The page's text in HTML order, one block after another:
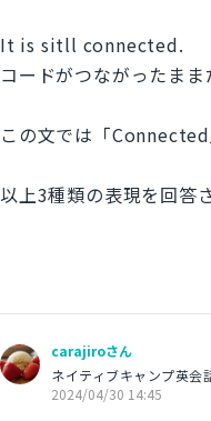
It is sitll connected.
コードがつながったまま
この文では「
以上3種類の表現を回答
carajiroさん
ネイティブキャンプ英会
2024/04/30 14:45